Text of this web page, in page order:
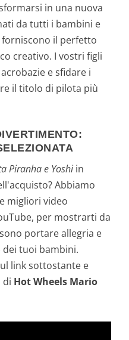
in una nuova
da tutti i bambini e
il perfetto
creativo. I vostri figli
e sfidare i
il titolo di pilota più
Piranha e Yoshi in
Abbiamo
migliori video
per mostrarti da
portare allegria e
tuoi bambini.
link sottostante e
di Hot Wheels Mario